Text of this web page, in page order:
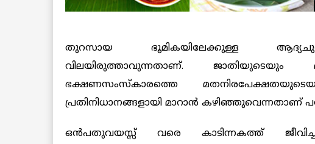
തുറസായ ഭൂമികയിലേക്കുള്ള
വിലയിരുത്താവുന്നതാണ്. ജാതിയുടെയും
ഭക്ഷണസംസ്‌കാരത്തെ
പ്രതിനിധാനങ്ങളായി മാറാന്‍ കഴിഞ്ഞുവെന്നതാണ്
ഒന്‍പതുവയസ്സ് വരെ കാടിന്നകത്ത്